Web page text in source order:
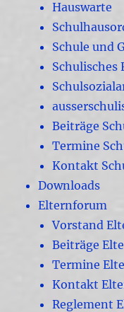
Hauswarte
Schule und
Schulisches
Beiträge
Termine
Kontakt
Downloads
Elternforum
Vorstand
Beiträge
Termine
Kontakt
Reglement